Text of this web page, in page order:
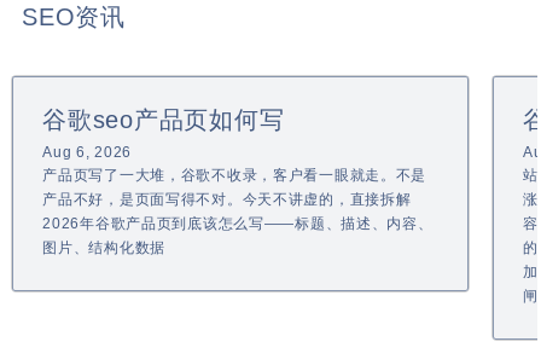
SEO资讯
谷歌seo产品页如何写
Aug 6, 2026
产品页写了一大堆，谷歌不收录，客户看一眼就走。不是
产品不好，是页面写得不对。今天不讲虚的，直接拆解
2026年谷歌产品页到底该怎么写——标题、描述、内容、
图片、结构化数据
站
涨
容
的
加